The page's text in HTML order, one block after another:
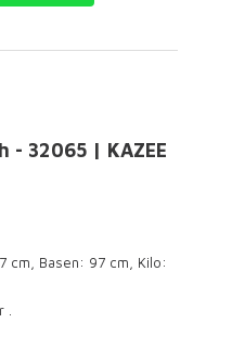
- 32065 | KAZEE
cm, Basen: 97 cm, Kilo: